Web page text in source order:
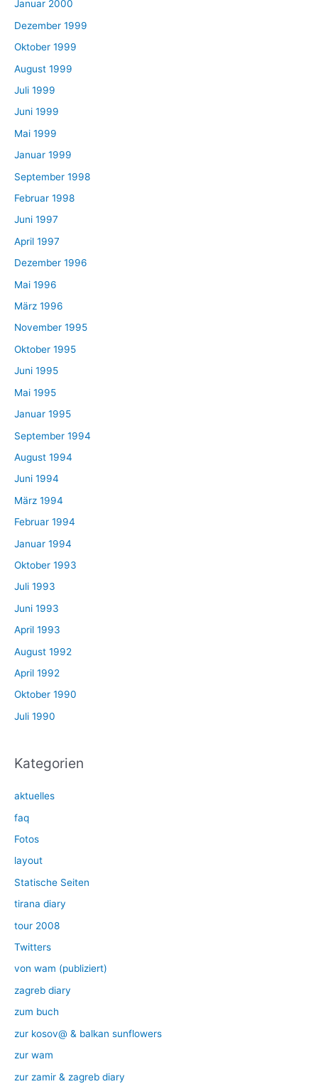
Januar 2000
Dezember 1999
Oktober 1999
August 1999
Juli 1999
Juni 1999
Mai 1999
Januar 1999
September 1998
Februar 1998
Juni 1997
April 1997
Dezember 1996
Mai 1996
März 1996
November 1995
Oktober 1995
Juni 1995
Mai 1995
Januar 1995
September 1994
August 1994
Juni 1994
März 1994
Februar 1994
Januar 1994
Oktober 1993
Juli 1993
Juni 1993
April 1993
August 1992
April 1992
Oktober 1990
Juli 1990
Kategorien
aktuelles
faq
Fotos
layout
Statische Seiten
tirana diary
tour 2008
Twitters
von wam (publiziert)
zagreb diary
zum buch
zur kosov@ & balkan sunflowers
zur wam
zur zamir & zagreb diary